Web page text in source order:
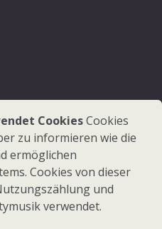
CookiesCookies
zu informieren wie die
ermöglichen
Cookies von dieser
und
verwendet.